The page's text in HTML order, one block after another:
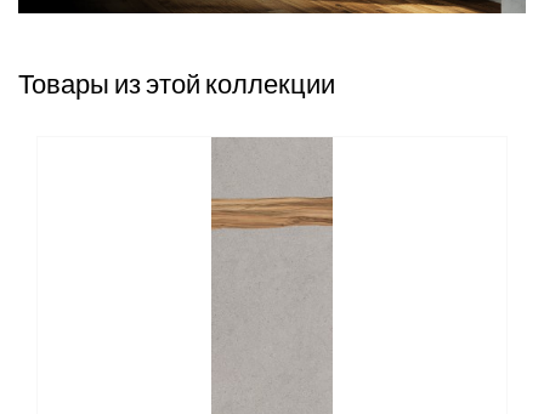
Товары из этой коллекции